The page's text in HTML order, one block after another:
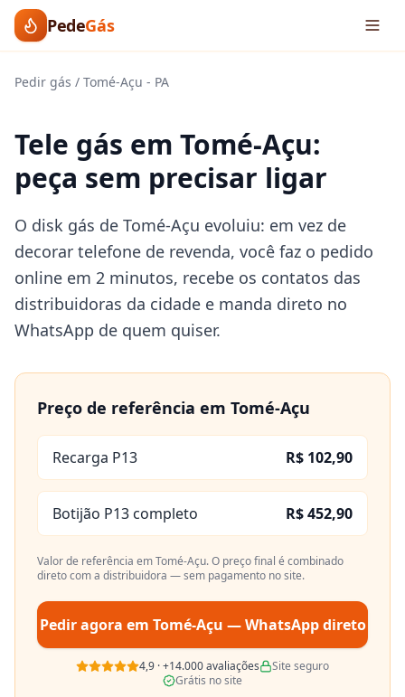
PedeGás
Pedir gás / Tomé-Açu - PA
Tele gás em Tomé-Açu:
peça sem precisar ligar
O disk gás de Tomé-Açu evoluiu: em vez de
decorar telefone de revenda, você faz o pedido
online em 2 minutos, recebe os contatos das
distribuidoras da cidade e manda direto no
WhatsApp de quem quiser.
Preço de referência em Tomé-Açu
Recarga P13 R$ 102,90
Botijão P13 completo R$ 452,90
Valor de referência emTomé-Açu. O preço final é combinado
direto com a distribuidora — sem pagamento no site.
Pedir agora em Tomé-Açu — WhatsApp direto
4,9 ·+14.000avaliações
Site seguro
Grátis no site